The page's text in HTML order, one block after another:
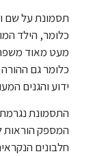
תסמונת על שם
כלומר, הילד
מעט מאוד
כלומר גם
ידוע והגנים
המספק הוראות
חלבונים